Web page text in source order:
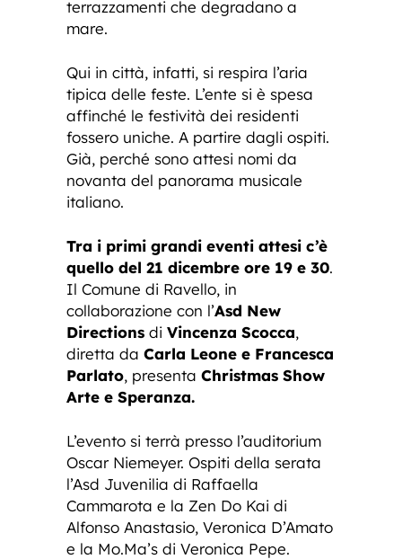
terrazzamenti che degradano a
mare.
Qui in città, infatti, si respira l’aria
tipica delle feste. L’ente si è spesa
affinché le festività dei residenti
fossero uniche. A partire dagli ospiti.
Già, perché sono attesi nomi da
novanta del panorama musicale
italiano.
Tra i primi grandi eventi attesi c’è
quello del 21 dicembre ore 19 e 30.
Il Comune di Ravello, in
collaborazione con l’Asd New
Directions di Vincenza Scocca,
diretta da Carla Leone e Francesca
Parlato, presenta Christmas Show
Arte e Speranza.
L’evento si terrà presso l’auditorium
Oscar Niemeyer. Ospiti della serata
l’Asd Juvenilia di Raffaella
Cammarota e la Zen Do Kai di
Alfonso Anastasio, Veronica D’Amato
e la Mo.Ma’s di Veronica Pepe.